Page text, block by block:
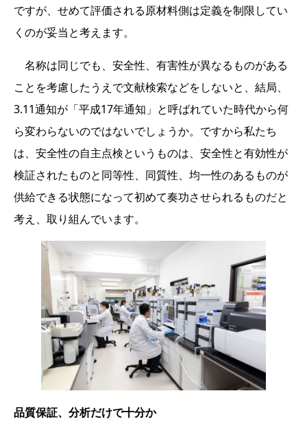
ですが、せめて評価される原材料側は定義を制限してい
くのが妥当と考えます。
名称は同じでも、安全性、有害性が異なるものがある
ことを考慮したうえで文献検索などをしないと、結局、
3.11通知が「平成17年通知」と呼ばれていた時代から何
ら変わらないのではないでしょうか。ですから私たち
は、安全性の自主点検というものは、安全性と有効性が
検証されたものと同等性、同質性、均一性のあるものが
供給できる状態になって初めて奏功させられるものだと
考え、取り組んでいます。
品質保証、分析だけで十分か